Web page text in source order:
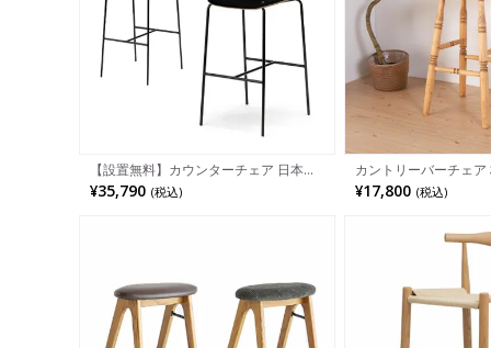
【設置無料】カウンターチェア 日本製
プラス DC-WF ハイチェア 背もたれ付
き バーチェア おしゃれ ミーティングチ
¥35,790 (税込)
カントリーバーチェ
北欧パイン材 天然木
レ
¥17,800 (税込)